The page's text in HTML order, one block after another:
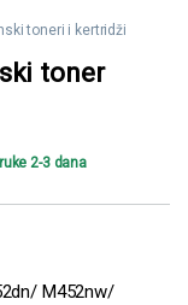
toneri i kertridži
toner
2-3 dana
M452nw/